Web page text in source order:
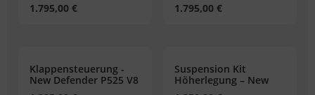
1.795,00 €
1.795,00 €
Klappensteuerung -
New Defender P525 V8
Suspension Kit
Höherlegung – New